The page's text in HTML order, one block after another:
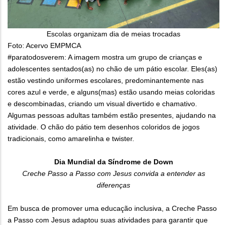
Escolas organizam dia de meias trocadas
Foto: Acervo EMPMCA
#paratodosverem: A imagem mostra um grupo de crianças e
adolescentes sentados(as) no chão de um pátio escolar. Eles(as)
estão vestindo uniformes escolares, predominantemente nas
cores azul e verde, e alguns(mas) estão usando meias coloridas
e descombinadas, criando um visual divertido e chamativo.
Algumas pessoas adultas também estão presentes, ajudando na
atividade. O chão do pátio tem desenhos coloridos de jogos
tradicionais, como amarelinha e twister.
Dia Mundial da Síndrome de Down
Creche Passo a Passo com Jesus convida a entender as
diferenças
Em busca de promover uma educação inclusiva, a Creche Passo
a Passo com Jesus adaptou suas atividades para garantir que